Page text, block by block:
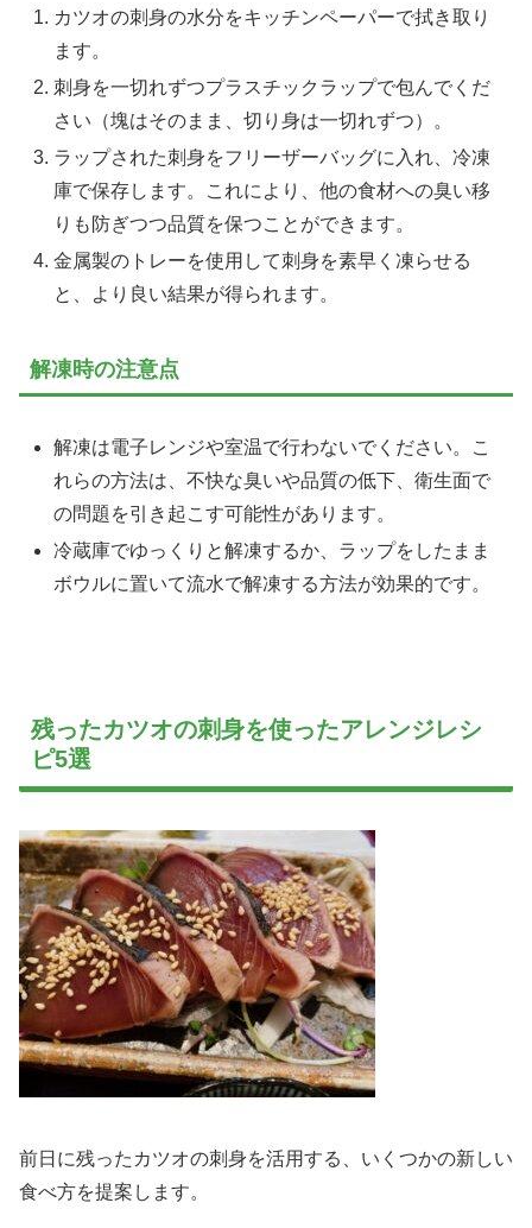
カツオの刺身の水分をキッチンペーパーで拭き取り
ます。
刺身を一切れずつプラスチックラップで包んでくだ
さい（塊はそのまま、切り身は一切れずつ）。
ラップされた刺身をフリーザーバッグに入れ、冷凍
庫で保存します。これにより、他の食材への臭い移
りも防ぎつつ品質を保つことができます。
金属製のトレーを使用して刺身を素早く凍らせる
と、より良い結果が得られます。
解凍時の注意点
解凍は電子レンジや室温で行わないでください。こ
れらの方法は、不快な臭いや品質の低下、衛生面で
の問題を引き起こす可能性があります。
冷蔵庫でゆっくりと解凍するか、ラップをしたまま
ボウルに置いて流水で解凍する方法が効果的です。
残ったカツオの刺身を使ったアレンジレシ
ピ5選
前日に残ったカツオの刺身を活用する、いくつかの新しい
食べ方を提案します。